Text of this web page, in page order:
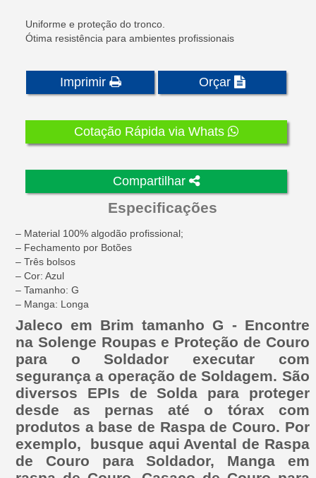
Uniforme e proteção do tronco.
Ótima resistência para ambientes profissionais
Imprimir Orçar
Cotação Rápida via Whats
Compartilhar
Especificações
– Material 100% algodão profissional;
– Fechamento por Botões
– Três bolsos
– Cor: Azul
– Tamanho: G
– Manga: Longa
Jaleco em Brim tamanho G - Encontre
na Solenge Roupas e Proteção de Couro
para o Soldador executar com
segurança a operação de Soldagem. São
diversos EPIs de Solda para proteger
desde as pernas até o tórax com
produtos a base de Raspa de Couro. Por
exemplo, busque aqui Avental de Raspa
de Couro para Soldador, Manga em